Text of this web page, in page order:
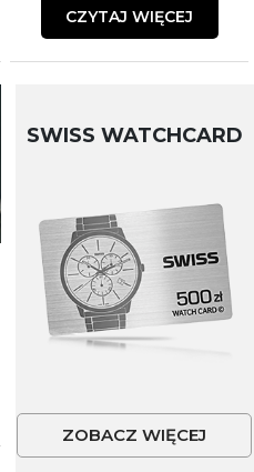
CZYTAJ WIĘCEJ
SWISS WATCHCARD
ZOBACZ WIĘCEJ